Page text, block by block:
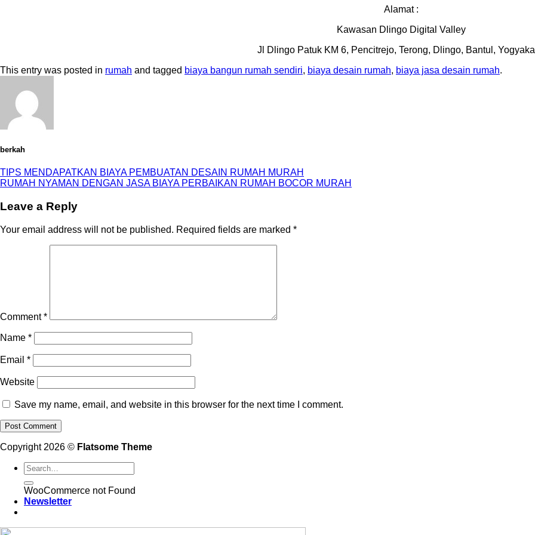
Alamat :
Kawasan Dlingo Digital Valley
Jl Dlingo Patuk KM 6, Pencitrejo, Terong, Dlingo, Bantul,
This entry was posted in rumah and tagged biaya bangun rumah sendiri, biaya desain rumah, biaya jasa desain rumah.
berkah
TIPS MENDAPATKAN BIAYA PEMBUATAN DESAIN RUMAH MURAH
RUMAH NYAMAN DENGAN JASA BIAYA PERBAIKAN RUMAH BOCOR MURAH
Leave a Reply
Your email address will not be published. Required fields are marked *
Comment*
Name *
Email *
Website
Save my name, email, and website in this browser for the next time I comment.
Copyright 2026 © Flatsome Theme
WooCommerce not Found
Newsletter